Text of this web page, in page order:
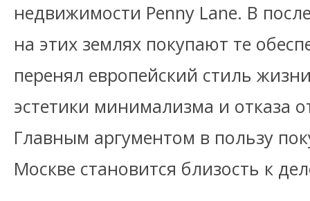
недвижимости Penny Lane. В
на этих землях покупают те
перенял европейский стиль
эстетики минимализма и отказа
Главным аргументом в пользу
Москве становится близость к